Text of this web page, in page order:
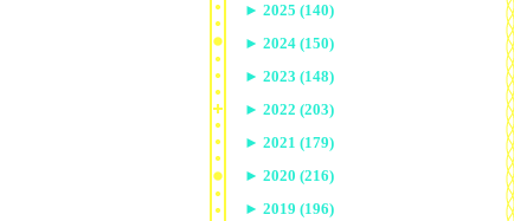
► 2025 (140)
► 2024 (150)
► 2023 (148)
► 2022 (203)
► 2021 (179)
► 2020 (216)
► 2019 (196)